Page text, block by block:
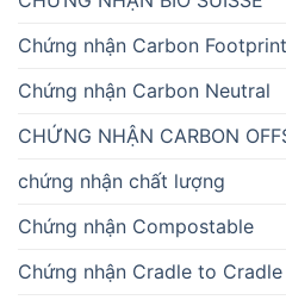
Chứng nhận Carbon Footprint
Chứng nhận Carbon Neutral
CHỨNG NHẬN CARBON
chứng nhận chất lượng
Chứng nhận Compostable
Chứng nhận Cradle to Cradle